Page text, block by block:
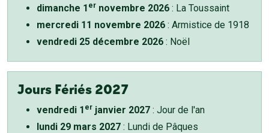
dimanche 1 er novembre 2026 : La Toussaint
mercredi 11 novembre 2026 : Armistice de 1918
vendredi 25 décembre 2026 : Noël
Jours Fériés 2027
vendredi 1 er janvier 2027 : Jour de l'an
lundi 29 mars 2027 : Lundi de Pâques